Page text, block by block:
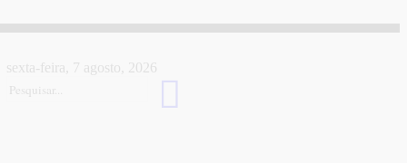
sexta-feira, 7 agosto, 2026